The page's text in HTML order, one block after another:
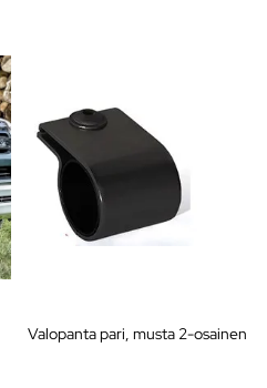
Valopanta pari, musta 2-osainen